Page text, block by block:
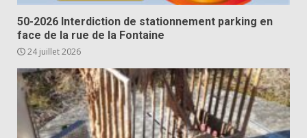
50-2026 Interdiction de stationnement parking en
face de la rue de la Fontaine
24 juillet 2026